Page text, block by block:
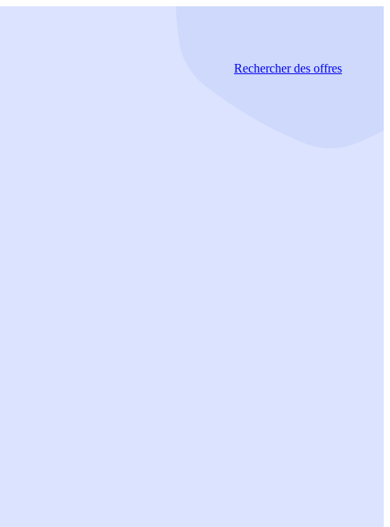
Rechercherdes offres